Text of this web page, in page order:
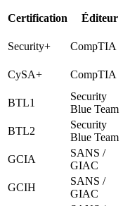
Certification Éditeur
Security+ CompTIA
CySA+
CompTIA
BTL1
Security
Blue Team
BTL2
Security
Blue Team
GCIA
SANS /
GIAC
GCIH
SANS /
GIAC